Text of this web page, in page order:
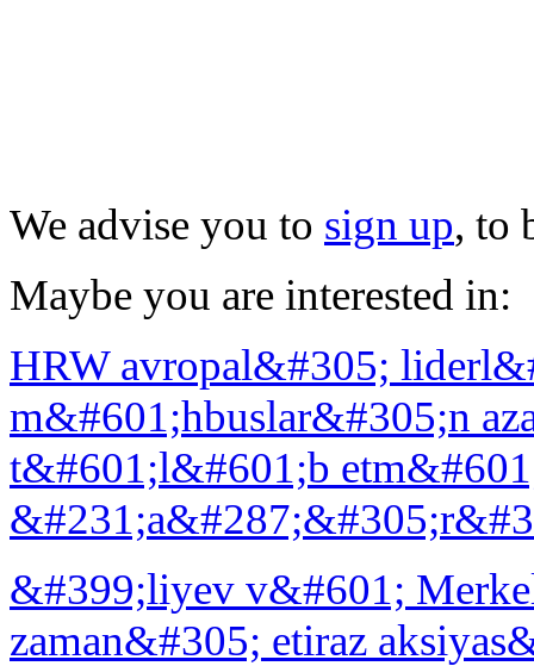
We advise you to sign up, to
Maybe you are interested in:
HRW avropal&#305;
m&#601;hbuslar&#305;n
t&#601;l&#601;b
&#399;liyev v&#601;
zaman&#305; etiraz